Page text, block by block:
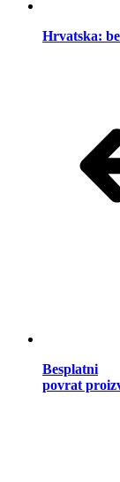
Hrvatska:
Besplatni
povrat